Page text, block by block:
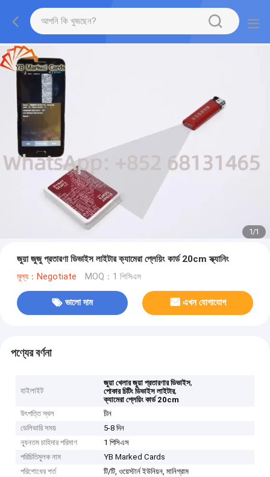
1/1
জুয়া জুজু প্রতারণা ডিভাইস লাইটার ক্যামেরা প্লেয়িং কার্ড 20cm স্ক্যানিং
মূল্য：Negotiate MOQ：1 পিসিএস
ভালো দাম এখন যোগাযোগ
পণ্যের বর্ণনা
হাইলাইট
জুয়া খেলার জুয়া প্রতারণার ডিভাইস,
পোকার চিটিং ডিভাইস লাইটার,
ক্যামেরা প্লেয়িং কার্ড 20cm
উৎপত্তি স্থল
চীন
ডেলিভারি সময়
5-8 দিন
ন্যূনতম চাহিদার পরিমাণ
1 পিসিএস
পরিচিতিমুলক নাম
YB Marked Cards
পরিশোধের শর্ত
টি/টি, ওয়েস্টার্ন ইউনিয়ন, মানিগ্রাম